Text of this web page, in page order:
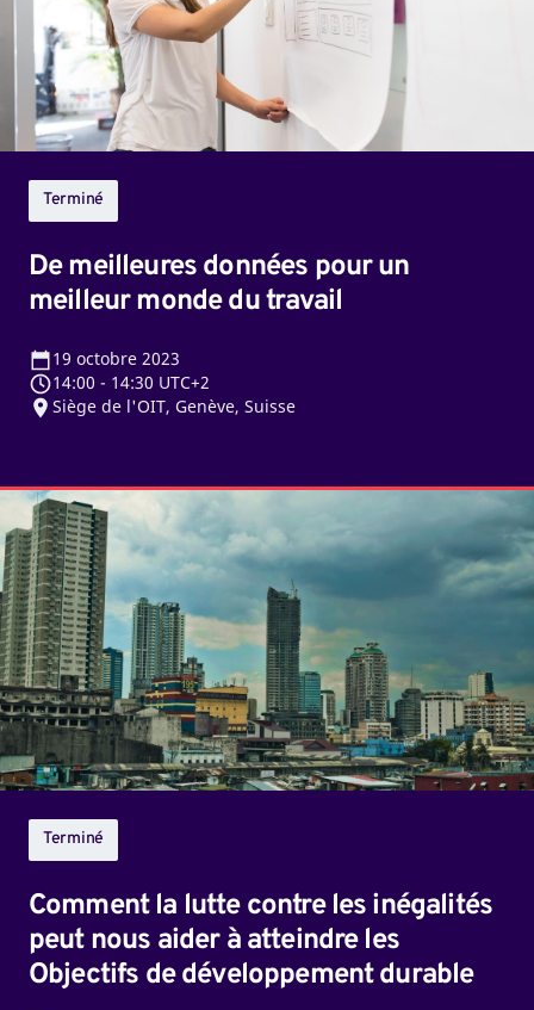
meilleur
monde
travail
Terminé
De meilleures données pour un
meilleur monde du travail
19 octobre 2023
14:00 - 14:30 UTC+2
Siège de l'OIT, Genève, Suisse
Comment
la
lutte
contre
les
inégalités
peut
nous
aider
à
atteindre
Objectifs
développement
durable
Terminé
Comment la lutte contre les inégalités
peut nous aider à atteindre les
Objectifs de développement durable